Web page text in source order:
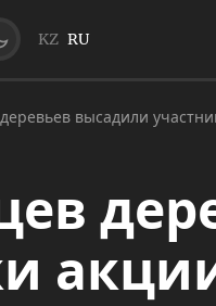
KZ RU
высадили